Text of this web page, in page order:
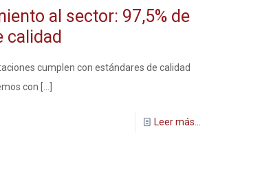
al sector: 97,5% de
calidad
cumplen con estándares de calidad
con
Leer más...